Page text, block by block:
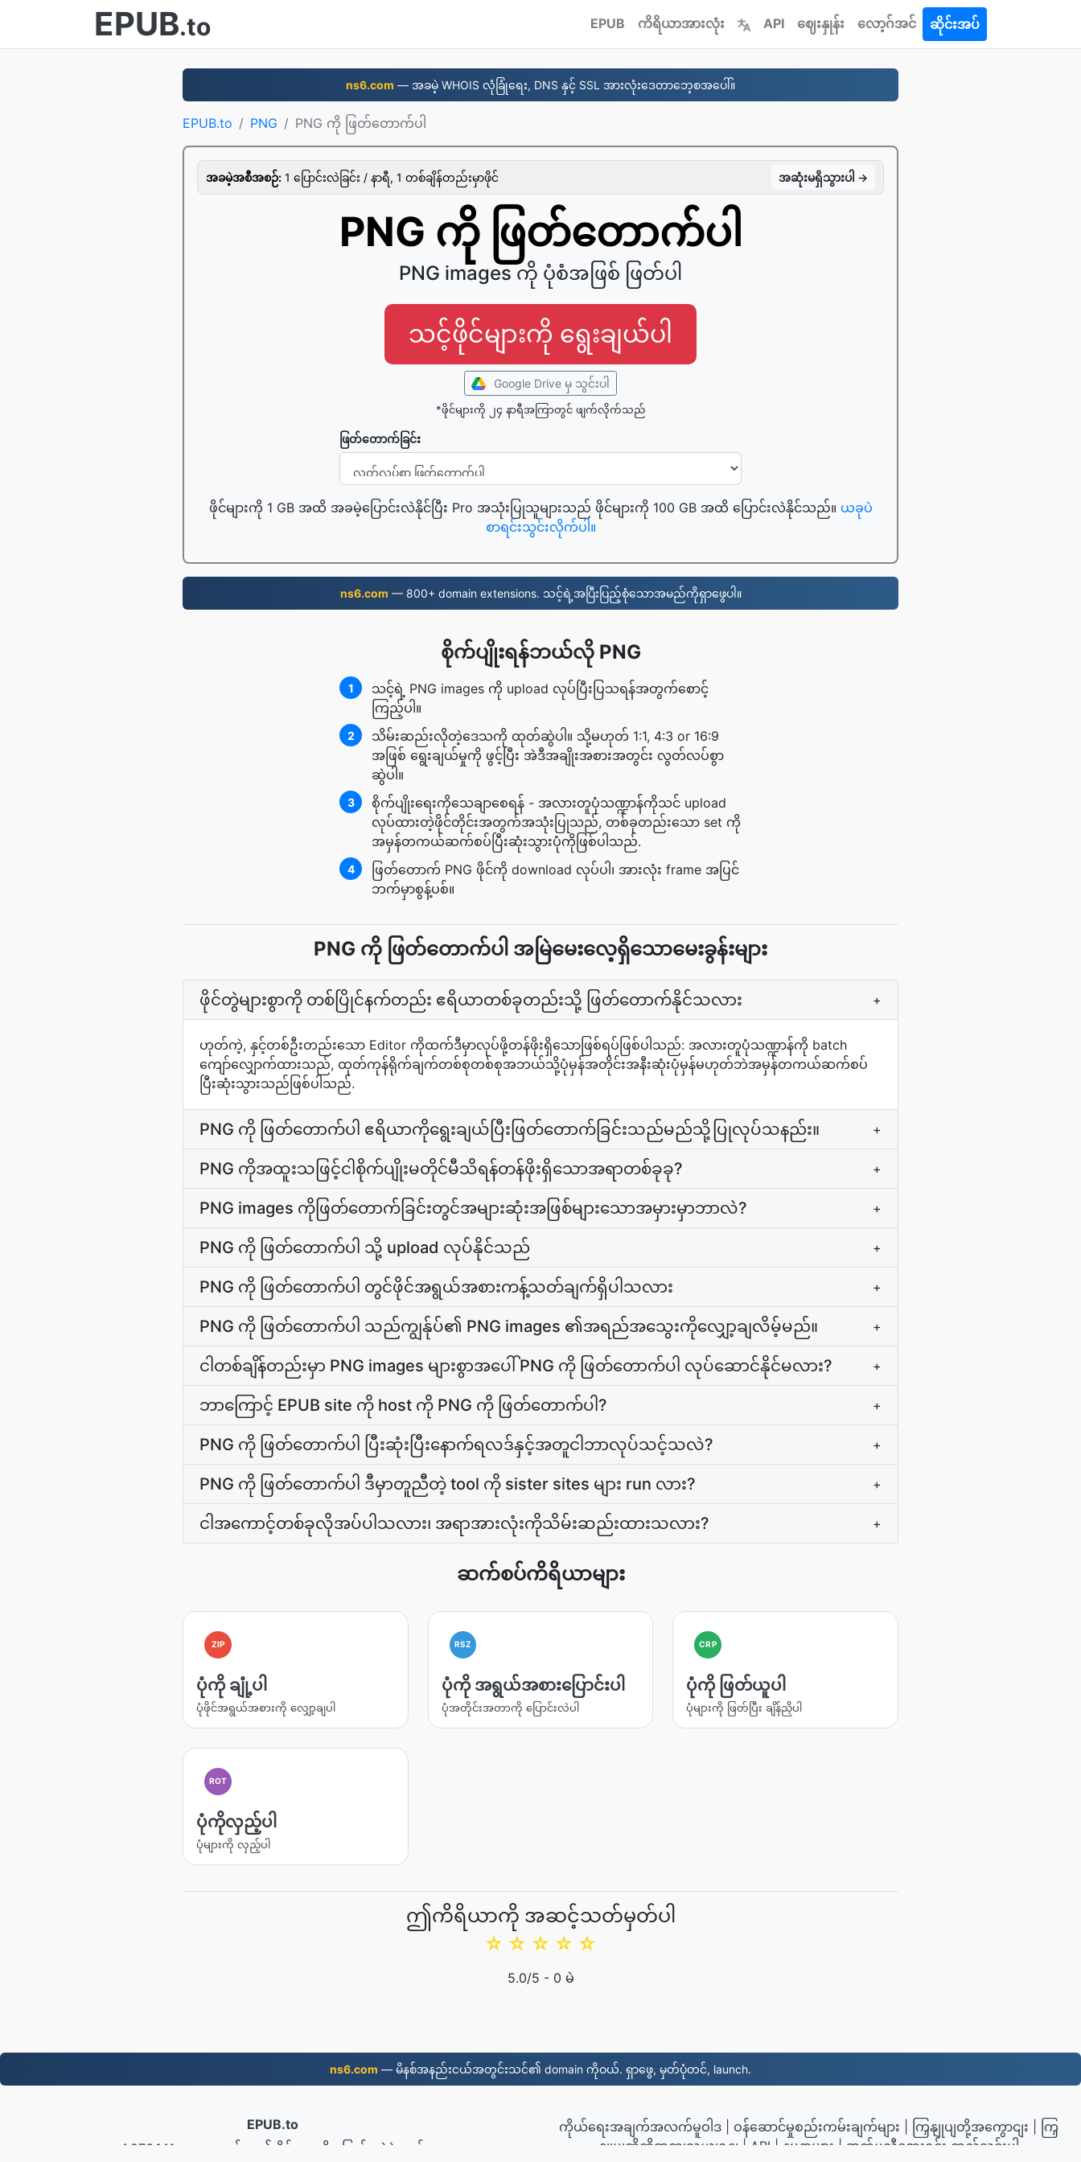
EPUB.to EPUB ကိရိယာအားလုံး API ဈေးနှုန်း လော့ဂ်အင် ဆိုင်းအပ်
ns6.com — အခမဲ့ WHOIS လုံခြုံရေး, DNS နှင့် SSL အားလုံးဒေတာဘေ့စအပေါ်။
EPUB.to PNG PNG ကို ဖြတ်တောက်ပါ
အခမဲ့အစီအစဉ်: 1 ပြောင်းလဲခြင်း / နာရီ, 1 တစ်ချိန်တည်းမှာဖိုင် အဆုံးမရှိသွားပါ →
PNG ကို ဖြတ်တောက်ပါ
PNG images ကို ပုံစံအဖြစ် ဖြတ်ပါ
သင့်ဖိုင်များကို ရွေးချယ်ပါ
Google Drive မှ သွင်းပါ
*ဖိုင်များကို ၂၄ နာရီအကြာတွင် ဖျက်လိုက်သည်
ဖြတ်တောက်ခြင်း
ဖိုင်များကို 1 GB အထိ အခမဲ့ပြောင်းလဲနိုင်ပြီး Pro အသုံးပြုသူများသည် ဖိုင်များကို 100 GB အထိ ပြောင်းလဲနိုင်သည်။ ယခုပဲ
စာရင်းသွင်းလိုက်ပါ။
ns6.com — 800+ domain extensions. သင့်ရဲ့အပြီးပြည့်စုံသောအမည်ကိုရှာဖွေပါ။
စိုက်ပျိုးရန်ဘယ်လို PNG
1
သင့်ရဲ့ PNG images ကို upload လုပ်ပြီးပြသရန်အတွက်စောင့်
ကြည့်ပါ။
2
သိမ်းဆည်းလိုတဲ့ဒေသကို ထုတ်ဆွဲပါ။ သို့မဟုတ် 1:1, 4:3 or 16:9
အဖြစ် ရွေးချယ်မှုကို ဖွင့်ပြီး အဲဒီအချိုးအစားအတွင်း လွတ်လပ်စွာ
ဆွဲပါ။
3
စိုက်ပျိုးရေးကိုသေချာစေရန် - အလားတူပုံသဏ္ဍာန်ကိုသင် upload
လုပ်ထားတဲ့ဖိုင်တိုင်းအတွက်အသုံးပြုသည်, တစ်ခုတည်းသော set ကို
အမှန်တကယ်ဆက်စပ်ပြီးဆုံးသွားပုံကိုဖြစ်ပါသည်.
4
ဖြတ်တောက် PNG ဖိုင်ကို download လုပ်ပါ၊ အားလုံး frame အပြင်
ဘက်မှာစွန့်ပစ်။
PNG ကို ဖြတ်တောက်ပါ အမြဲမေးလေ့ရှိသောမေးခွန်းများ
ဖိုင်တွဲများစွာကို တစ်ပြိုင်နက်တည်း ဧရိယာတစ်ခုတည်းသို့ ဖြတ်တောက်နိုင်သလား +
ဟုတ်ကဲ့, နှင့်တစ်ဦးတည်းသော Editor ကိုထက်ဒီမှာလုပ်ဖို့တန်ဖိုးရှိသောဖြစ်ရပ်ဖြစ်ပါသည်: အလားတူပုံသဏ္ဍာန်ကို batch
ကျော်လျှောက်ထားသည်, ထုတ်ကုန်ရိုက်ချက်တစ်စုတစ်စုအဘယ်သို့ပုံမှန်အတိုင်းအနီးဆုံးပုံမှန်မဟုတ်ဘဲအမှန်တကယ်ဆက်စပ်
ပြီးဆုံးသွားသည်ဖြစ်ပါသည်.
PNG ကို ဖြတ်တောက်ပါ ဧရိယာကိုရွေးချယ်ပြီးဖြတ်တောက်ခြင်းသည်မည်သို့ပြုလုပ်သနည်း။ +
PNG ကိုအထူးသဖြင့်ငါစိုက်ပျိုးမတိုင်မီသိရန်တန်ဖိုးရှိသောအရာတစ်ခုခု? +
PNG images ကိုဖြတ်တောက်ခြင်းတွင်အများဆုံးအဖြစ်များသောအမှားမှာဘာလဲ? +
PNG ကို ဖြတ်တောက်ပါ သို့ upload လုပ်နိုင်သည် +
PNG ကို ဖြတ်တောက်ပါ တွင်ဖိုင်အရွယ်အစားကန့်သတ်ချက်ရှိပါသလား +
PNG ကို ဖြတ်တောက်ပါ သည်ကျွန်ုပ်၏ PNG images ၏အရည်အသွေးကိုလျှော့ချလိမ့်မည်။ +
ငါတစ်ချိန်တည်းမှာ PNG images များစွာအပေါ် PNG ကို ဖြတ်တောက်ပါ လုပ်ဆောင်နိုင်မလား? +
ဘာကြောင့် EPUB site ကို host ကို PNG ကို ဖြတ်တောက်ပါ? +
PNG ကို ဖြတ်တောက်ပါ ပြီးဆုံးပြီးနောက်ရလဒ်နှင့်အတူငါဘာလုပ်သင့်သလဲ? +
PNG ကို ဖြတ်တောက်ပါ ဒီမှာတူညီတဲ့ tool ကို sister sites များ run လား? +
ငါအကောင့်တစ်ခုလိုအပ်ပါသလား၊ အရာအားလုံးကိုသိမ်းဆည်းထားသလား? +
ဆက်စပ်ကိရိယာများ
ZIP
ပုံကို ချုံ့ပါ
ပုံဖိုင်အရွယ်အစားကို လျှော့ချပါ
RSZ
ပုံကို အရွယ်အစားပြောင်းပါ
ပုံအတိုင်းအတာကို ပြောင်းလဲပါ
CRP
ပုံကို ဖြတ်ယူပါ
ပုံများကို ဖြတ်ပြီး ချိန်ညှိပါ
ROT
ပုံကိုလှည့်ပါ
ပုံများကို လှည့်ပါ
ဤကိရိယာကို အဆင့်သတ်မှတ်ပါ
☆
☆
☆
☆
☆
5.0/5 - 0 မဲ
ns6.com — မိနစ်အနည်းငယ်အတွင်းသင်၏ domain ကိုဝယ်. ရှာဖွေ, မှတ်ပုံတင်, launch.
EPUB.to
4,276,141 ၂၀၁၉ ခုနှစ်မှစ၍ ဖိုင်များကို ပြောင်းလဲခဲ့သည်
ကိုယ်ရေးအချက်အလက်မူဝါဒ ဝန်ဆောင်မှုစည်းကမ်းချက်များ ကြှနျုပျတို့အကွောငျး
ကြှ
နျုပျတို့ကိုဆကျသှယျရနျ | API | နမူနာများ | အက်ပလီကေးရှင်း ထည့်သွင်းပါ